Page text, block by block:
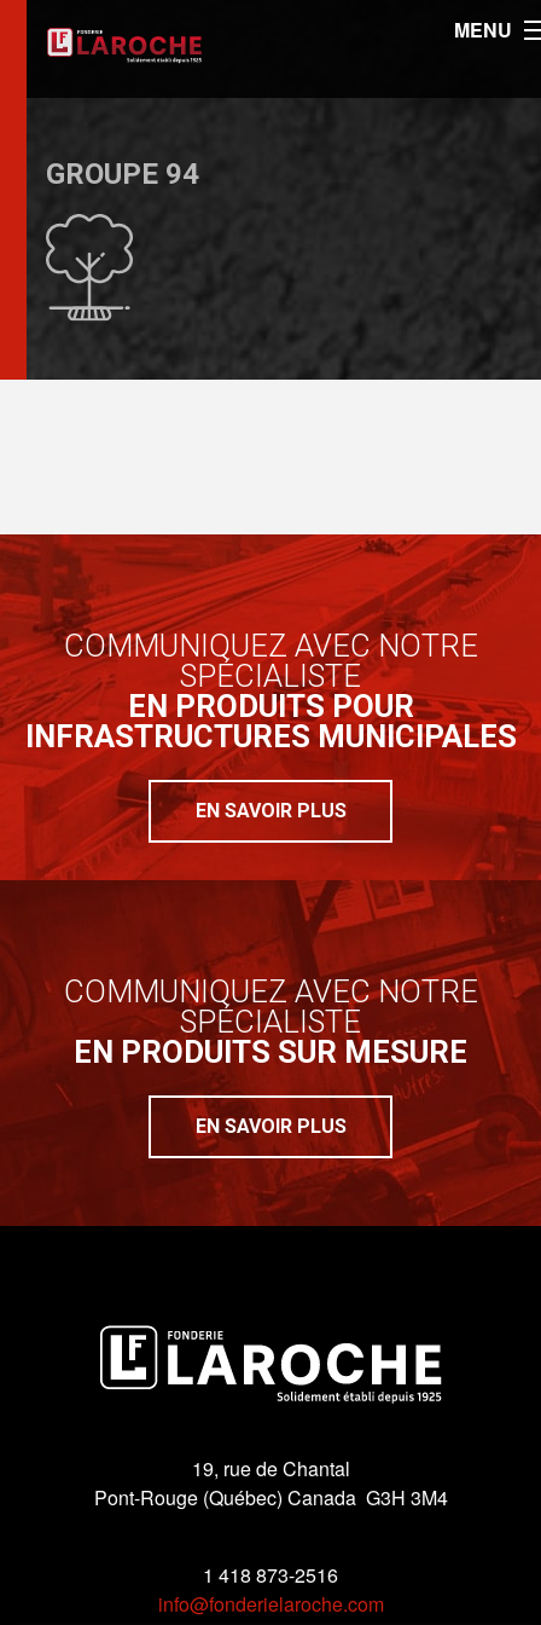
MENU
GROUPE 94
COMMUNIQUEZ AVEC NOTRE
SPÉCIALISTE
EN PRODUITS POUR
INFRASTRUCTURES MUNICIPALES
EN SAVOIR PLUS
COMMUNIQUEZ AVEC NOTRE
SPÉCIALISTE
EN PRODUITS SUR MESURE
EN SAVOIR PLUS
19, rue de Chantal
Pont-Rouge (Québec) Canada G3H 3M4
1 418 873-2516
info@fonderielaroche.com